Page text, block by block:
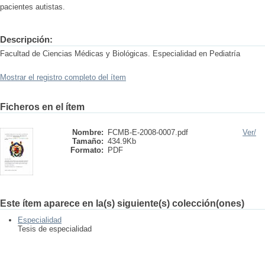
pacientes autistas.
Descripción:
Facultad de Ciencias Médicas y Biológicas. Especialidad en Pediatría
Mostrar el registro completo del ítem
Ficheros en el ítem
Nombre:
FCMB-E-2008-0007.pdf
Tamaño: 434.9Kb
Formato:
PDF
Ver/
Este ítem aparece en la(s) siguiente(s) colección(ones)
Especialidad
Tesis de especialidad